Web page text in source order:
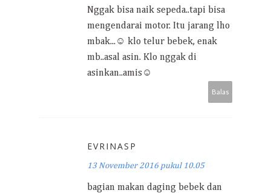
Nggak bisa naik sepeda..tapi bisa
mengendarai motor. Itu jarang lho
mbak...☺ klo telur bebek, enak
mb..asal asin. Klo nggak di
asinkan..amis☺
Balas
EVRINASP
13 November 2016 pukul 10.05
bagian makan daging bebek dan